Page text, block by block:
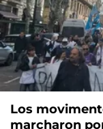
Los
marcharon